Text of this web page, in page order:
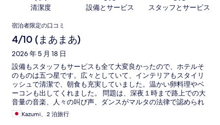
清潔度 設備とサービス スタッフとサービス
口
コ
ミ
宿泊者限定の口コミ
4/10 (まあまあ)
2026 年 5 月 18 日
設備もスタッフもサービスも全て大変良かったので、ホテルそ
のものは五つ星です。広々としていて、インテリアもスタイリ
ッシュで清潔で、朝食も充実していました。温かい卵料理やベ
ーコンも出してくれました。 問題は、深夜１時まで路上での大
音量の音楽、人々の叫び声、ダンスがマルタの法律で認められ
ていて、その場がホテルのすぐそばだったことです。(ホテルで
調べてわかりました)朝は爽やかで、夕方ホテルに戻った時まで
Kazumi、2 泊旅行